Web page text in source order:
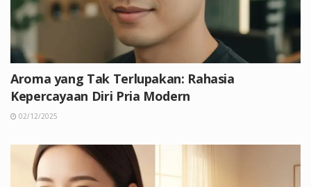
Aroma yang Tak Terlupakan: Rahasia
Kepercayaan Diri Pria Modern
02/12/2025